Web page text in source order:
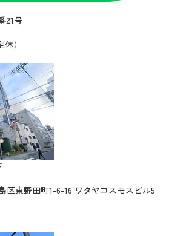
21号
）
区東野田町1-6-16 ワタヤコスモスビル5